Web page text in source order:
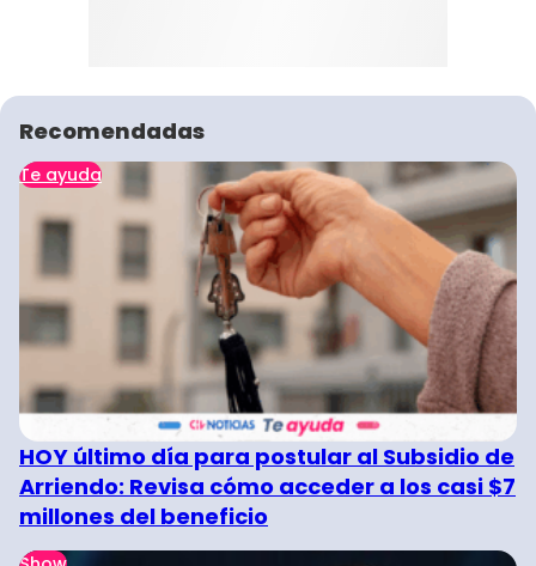
Recomendadas
Te ayuda
HOY último día para postular al Subsidio de
Arriendo: Revisa cómo acceder a los casi $7
millones del beneficio